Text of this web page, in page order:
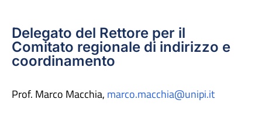
Delegato del Rettore per il
Comitato regionale di indirizzo e
coordinamento
Prof. Marco Macchia, marco.macchia@unipi.it